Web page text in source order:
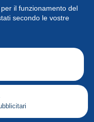
il funzionamento del
secondo le vostre